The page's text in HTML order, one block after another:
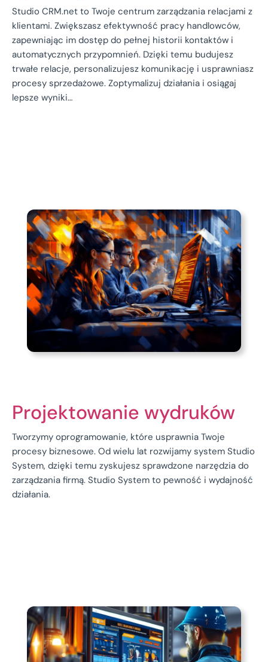
Studio CRM.net to Twoje centrum zarządzania relacjami z
klientami. Zwiększasz efektywność pracy handlowców,
zapewniając im dostęp do pełnej historii kontaktów i
automatycznych przypomnień. Dzięki temu budujesz
trwałe relacje, personalizujesz komunikację i usprawniasz
procesy sprzedażowe. Zoptymalizuj działania i osiągaj
lepsze wyniki…
Projektowanie wydruków
Tworzymy oprogramowanie, które usprawnia Twoje
procesy biznesowe. Od wielu lat rozwijamy system Studio
System, dzięki temu zyskujesz sprawdzone narzędzia do
zarządzania firmą. Studio System to pewność i wydajność
działania.